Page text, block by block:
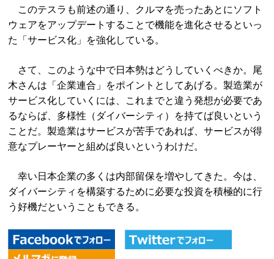
このテスラも前述の通り、クルマを売ったあとにソフト
ウェアをアップデートすることで機能を進化させるといっ
た「サービス化」を強化している。
さて、このような中で日本勢はどうしていくべきか。尾
木さんは「企業連合」をポイントとしてあげる。製造業が
サービス化していくには、これまでと違う発想が必要であ
るならば、多様性（ダイバーシティ）を持てば良いという
ことだ。製造業はサービスが苦手であれば、サービスが得
意なプレーヤーと組めば良いというわけだ。
幸い日本企業の多くは内部留保を増やしてきた。今は、
ダイバーシティを構築するために必要な投資を積極的に行
う好機だということもできる。